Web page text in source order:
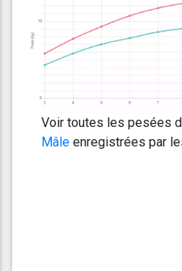
Voir toutes les pesées
Mâle enregistrées par